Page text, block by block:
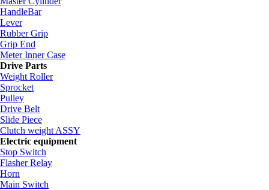
HandleBar
Lever
Rubber Grip
Grip End
Meter Inner Case
Drive Parts
Weight Roller
Sprocket
Pulley
Drive Belt
Slide Piece
Clutch weight ASSY
Electric equipment
Stop Switch
Flasher Relay
Horn
Main Switch